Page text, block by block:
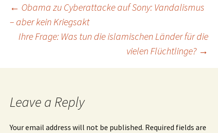
Post
navigation
← Obama zu Cyberattacke auf Sony: Vandalismus
– aber kein Kriegsakt
Ihre Frage: Was tun die islamischen Länder für die
vielen Flüchtlinge? →
Leave a Reply
Your email address will not be published. Required fields are